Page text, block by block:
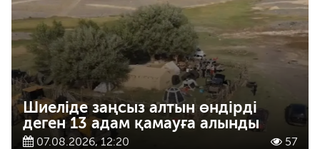
Шиеліде заңсыз алтын өндірді
деген 13 адам қамауға алынды
07.08.2026, 12:20 57